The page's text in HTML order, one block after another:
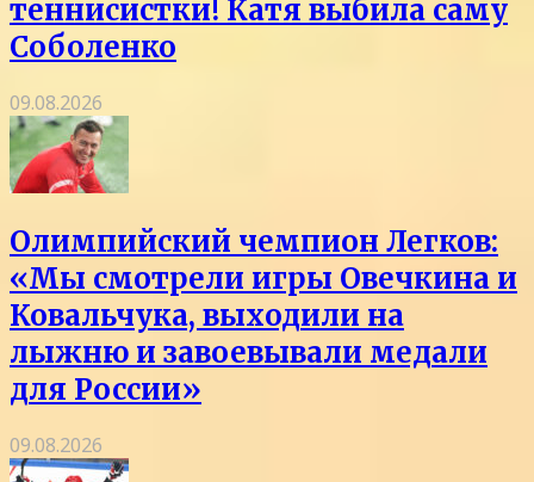
теннисистки! Катя выбила саму
Соболенко
09.08.2026
Олимпийский чемпион Легков:
«Мы смотрели игры Овечкина и
Ковальчука, выходили на
лыжню и завоевывали медали
для России»
09.08.2026